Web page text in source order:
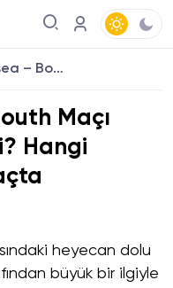
Chelsea – Bournemouth Maçı Şifresiz İzlenebilir Mi? Hangi Kanalda ve Saat Kaçta Yayınlanacak?
Maçı
Hangi
heyecan dolu
büyük bir ilgiyle